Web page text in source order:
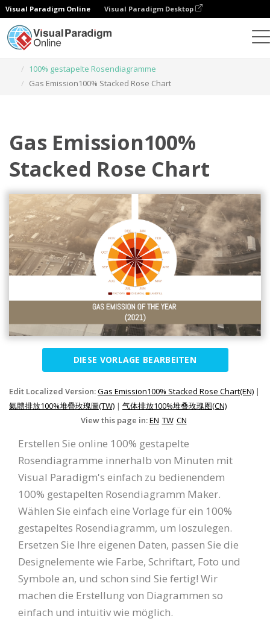
Visual Paradigm Online Visual Paradigm Desktop
100% gestapelte Rosendiagramme
Gas Emission100% Stacked Rose Chart
Gas Emission100%
Stacked Rose Chart
DIESE VORLAGE BEARBEITEN
Edit Localized Version:Gas Emission100% Stacked Rose Chart(EN) |
氣體排放100%堆疊玫瑰圖(TW) | 气体排放100%堆叠玫瑰图(CN)
View this page in:EN TW CN
Erstellen Sie online 100% gestapelte
Rosendiagramme innerhalb von Minuten mit
Visual Paradigm's einfach zu bedienendem
100% gestapelten Rosendiagramm Maker.
Wählen Sie einfach eine Vorlage für ein 100%
gestapeltes Rosendiagramm, um loszulegen.
Ersetzen Sie Ihre eigenen Daten, passen Sie die
Designelemente wie Farbe, Schriftart, Foto und
Symbole an, und schon sind Sie fertig! Wir
machen die Erstellung von Diagrammen so
einfach und intuitiv wie möglich.